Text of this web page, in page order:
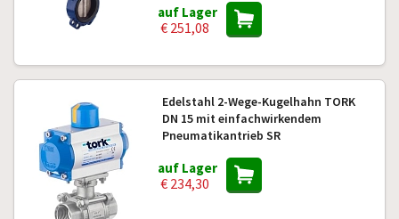
auf Lager
€ 251,08
Edelstahl 2-Wege-Kugelhahn TORK
DN 15 mit einfachwirkendem
Pneumatikantrieb SR
auf Lager
€ 234,30